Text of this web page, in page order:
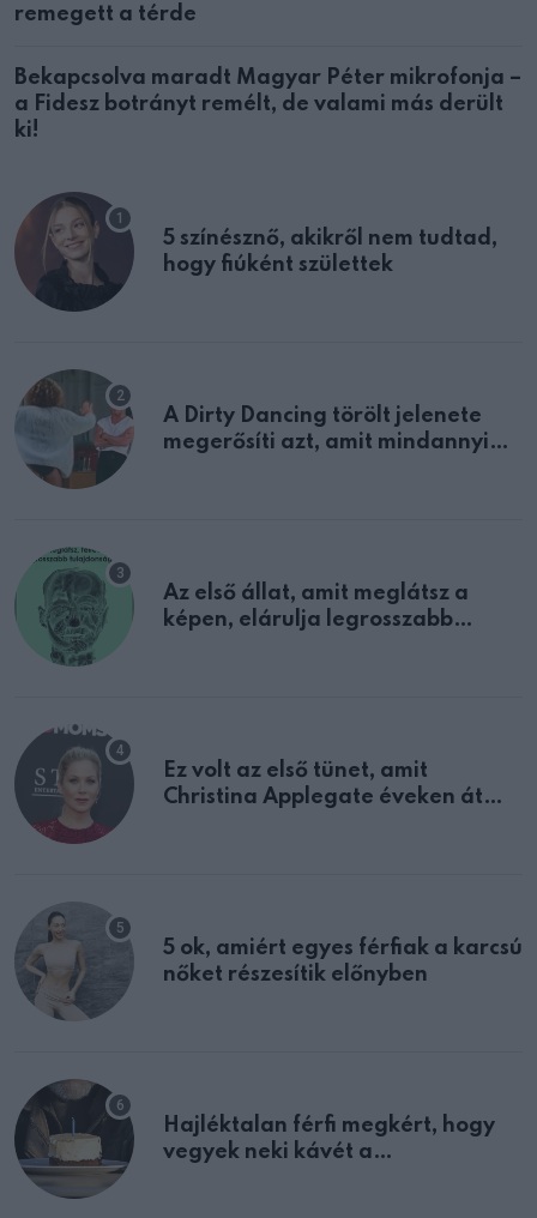
remegett a térde
Bekapcsolva maradt Magyar Péter mikrofonja –
a Fidesz botrányt remélt, de valami más derült
ki!
5 színésznő, akikről nem tudtad,
hogy fiúként születtek
A Dirty Dancing törölt jelenete
megerősíti azt, amit mindannyian
Az első állat, amit meglátsz a
képen, elárulja legrosszabb
Ez volt az első tünet, amit
Christina Applegate éveken át
5 ok, amiért egyes férfiak a karcsú
nőket részesítik előnyben
Hajléktalan férfi megkért, hogy
vegyek neki kávét a